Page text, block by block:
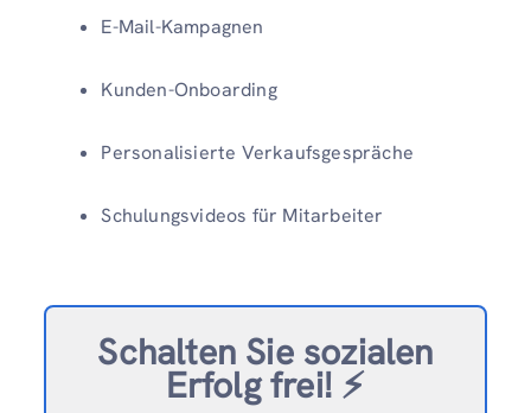
E-Mail-Kampagnen
Kunden-Onboarding
Personalisierte Verkaufsgespräche
Schulungsvideos für Mitarbeiter
Schalten Sie sozialen
Erfolg frei! ⚡️